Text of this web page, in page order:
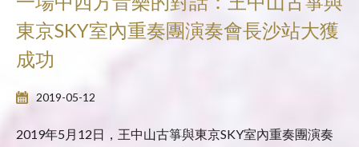
東京SKY室內重奏團演奏會長沙站大獲
成功
2019-05-12
2019年5月12日，王中山古箏與東京SKY室內重奏團演奏